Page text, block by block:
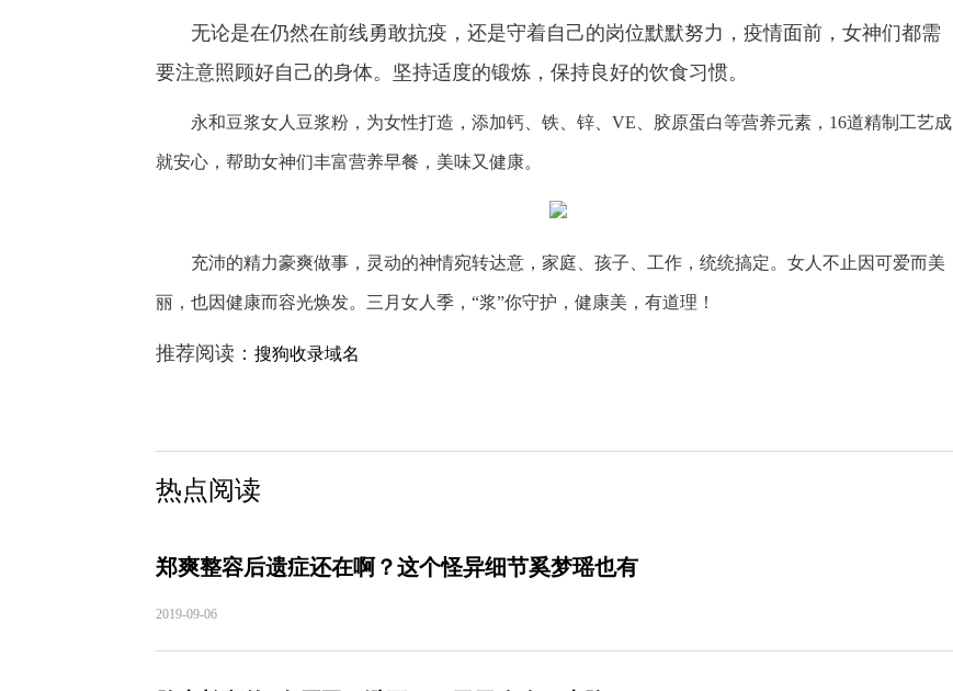
无论是在仍然在前线勇敢抗疫，还是守着自己的岗位默默努力，疫情面前，女神们都需
要注意照顾好自己的身体。坚持适度的锻炼，保持良好的饮食习惯。
永和豆浆女人豆浆粉，为女性打造，添加钙、铁、锌、 VE、胶原蛋白等营养元素，16道精制工艺成
就安心，帮助女神们丰富营养早餐，美味又健康。
充沛的精力豪爽做事，灵动的神情宛转达意，家庭、孩子、工作，统统搞定。女人不止因可爱而美
丽，也因健康而容光焕发。三月女人季， “浆”你守护，健康美，有道理！
推荐阅读： 搜狗收录域名
热点阅读
郑爽整容后遗症还在啊？这个怪异细节奚梦瑶也有
2019-09-06